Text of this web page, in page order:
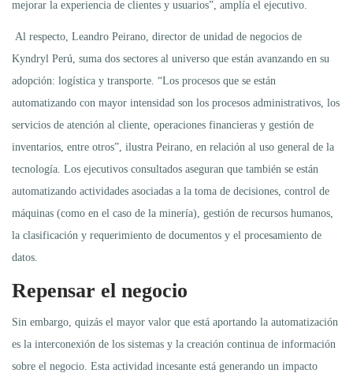
mejorar la experiencia de clientes y usuarios”, amplía el ejecutivo.
Al respecto, Leandro Peirano, director de unidad de negocios de
Kyndryl Perú, suma dos sectores al universo que están avanzando en su
adopción: logística y transporte. “Los procesos que se están
automatizando con mayor intensidad son los procesos administrativos, los
servicios de atención al cliente, operaciones financieras y gestión de
inventarios, entre otros”, ilustra Peirano, en relación al uso general de la
tecnología. Los ejecutivos consultados aseguran que también se están
automatizando actividades asociadas a la toma de decisiones, control de
máquinas (como en el caso de la minería), gestión de recursos humanos,
la clasificación y requerimiento de documentos y el procesamiento de
datos.
Repensar el negocio
Sin embargo, quizás el mayor valor que está aportando la automatización
es la interconexión de los sistemas y la creación continua de información
sobre el negocio. Esta actividad incesante está generando un impacto